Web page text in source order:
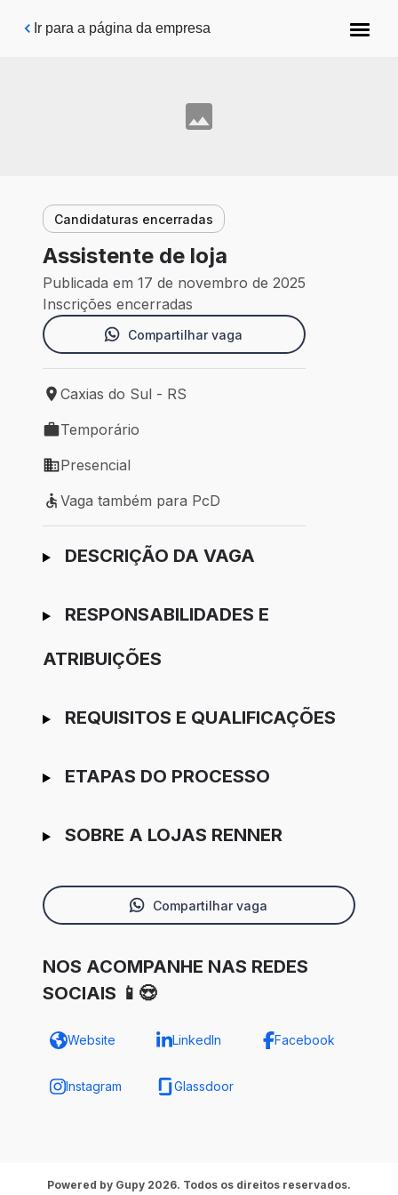
Pular para o conteúdo principal
Ir para a página da empresa
Candidaturas encerradas
Assistente de loja
Publicada em 17 de novembro de 2025
Inscrições encerradas
Compartilhar vaga
Local de trabalho: Caxias do Sul - RS
Caxias do Sul - RS
Tipo de vaga: Temporário
Temporário
Modelo de trabalho: Presencial
Presencial
Vaga também para PcD
Vaga também para PcD
Ir para candidatura
DESCRIÇÃO DA VAGA
RESPONSABILIDADES E
ATRIBUIÇÕES
REQUISITOS E QUALIFICAÇÕES
ETAPAS DO PROCESSO
SOBRE A LOJAS RENNER
Compartilhar vaga
NOS ACOMPANHE NAS REDES
SOCIAIS 📱😍
Website LinkedIn Facebook
Instagram Glassdoor
Powered by Gupy 2026. Todos os direitos reservados.